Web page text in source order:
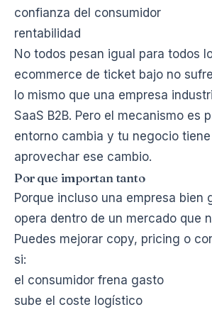
confianza del consumidor
rentabilidad
No todos pesan igual para todos
ecommerce de ticket bajo no
lo mismo que una empresa
SaaS B2B. Pero el mecanismo es
entorno cambia y tu negocio
aprovechar ese cambio.
Por que importan tanto
Porque incluso una empresa bien
opera dentro de un mercado que
Puedes mejorar copy, pricing o
si:
el consumidor frena gasto
sube el coste logístico